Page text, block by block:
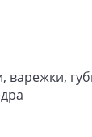
варежки,